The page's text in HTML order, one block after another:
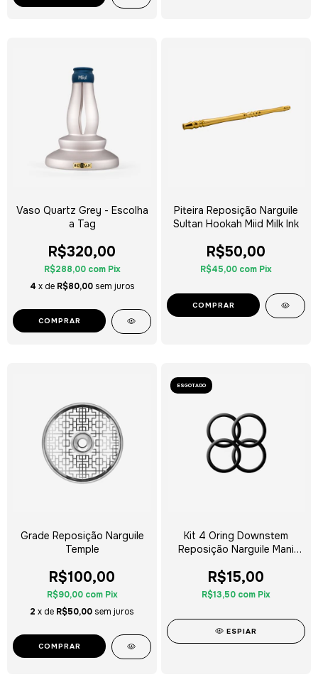
Vaso Quartz Grey - Escolha
a Tag
R$320,00
R$288,00 com Pix
4 x de R$80,00 sem juros
COMPRAR
Piteira Reposição Narguile
Sultan Hookah Miid Milk Ink
R$50,00
R$45,00 com Pix
COMPRAR
Grade Reposição Narguile
Temple
R$100,00
R$90,00 com Pix
2 x de R$50,00 sem juros
ESGOTADO
Kit 4 Oring Downstem
Reposição Narguile Mani
R$15,00
R$13,50 com Pix
ESPIAR